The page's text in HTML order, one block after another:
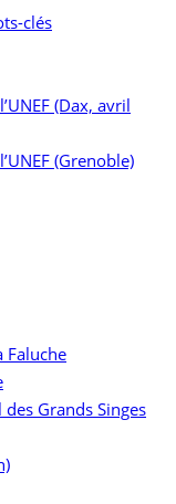
clés
(Dax, avril
(Grenoble)
Faluche
Grands Singes